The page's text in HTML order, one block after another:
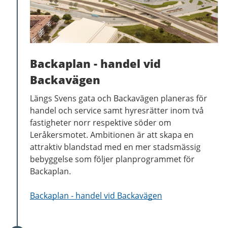
Backaplan - handel vid
Backavägen
Längs Svens gata och Backavägen planeras för
handel och service samt hyresrätter inom två
fastigheter norr respektive söder om
Leråkersmotet. Ambitionen är att skapa en
attraktiv blandstad med en mer stadsmässig
bebyggelse som följer planprogrammet för
Backaplan.
Backaplan - handel vid Backavägen